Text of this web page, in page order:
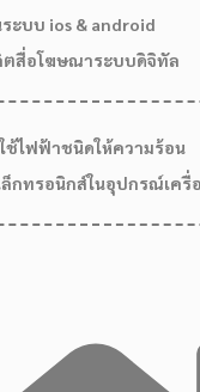
บบ ios & android
สื่อโฆษณาระบบดิจิทัล
ช้ไฟฟ้าชนิดให้ความร้อน
ล็กทรอนิกส์ในอุปกรณ์เครื่